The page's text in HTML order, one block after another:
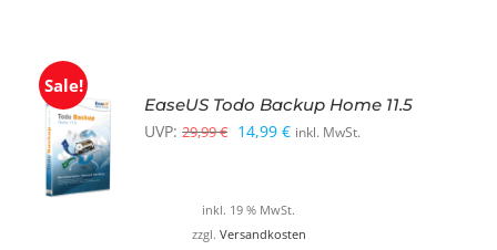
Sale!
IN DEN
WARENKORB
EaseUS Todo Backup Home 11.5
UVP: 29,99€ Ursprünglicher
14,99€Aktueller
inkl. MwSt.
inkl. 19 % MwSt.
zzgl. Versandkosten